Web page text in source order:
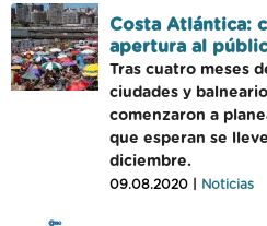
Costa Atlántica:
apertura al
Tras cuatro meses
ciudades y
comenzaron a
que esperan se
diciembre.
09.08.2020 | Noticias